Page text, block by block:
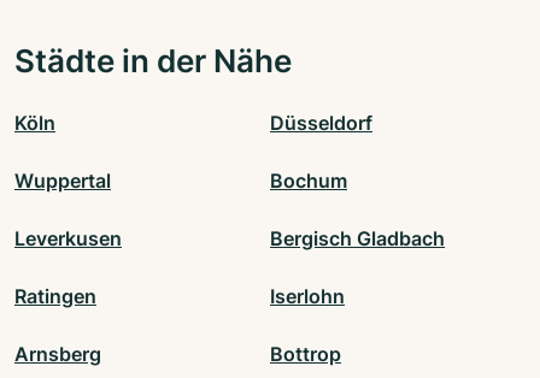
Städte in der Nähe
Köln Düsseldorf
Wuppertal Bochum
Leverkusen Bergisch Gladbach
Ratingen Iserlohn
Arnsberg Bottrop